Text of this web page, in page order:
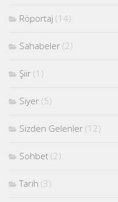
Röportaj (14)
Sahabeler (2)
Şiir (1)
Siyer (5)
Sizden Gelenler (12)
Sohbet (2)
Tarih (3)